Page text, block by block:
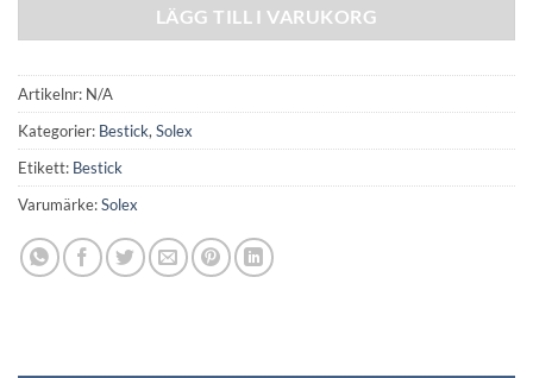
LÄGG TILL I VARUKORG
Artikelnr: N/A
Kategorier: Bestick, Solex
Etikett: Bestick
Varumärke:Solex